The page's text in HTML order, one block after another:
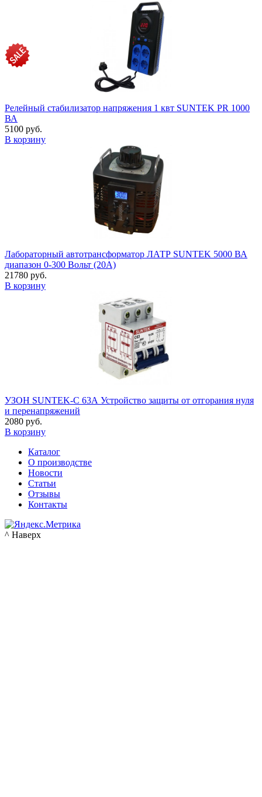
Релейный стабилизатор напряжения 1 квт SUNTEK PR 1000
ВА
5100 руб.
В корзину
Лабораторный автотрансформатор ЛАТР SUNTEK 5000 ВА
диапазон 0-300 Вольт (20А)
21780 руб.
В корзину
УЗОН SUNTEK-C 63А Устройство защиты от отгорания нуля
и перенапряжений
2080 руб.
В корзину
Каталог
О производстве
Новости
Статьи
Отзывы
Контакты
^ Наверх